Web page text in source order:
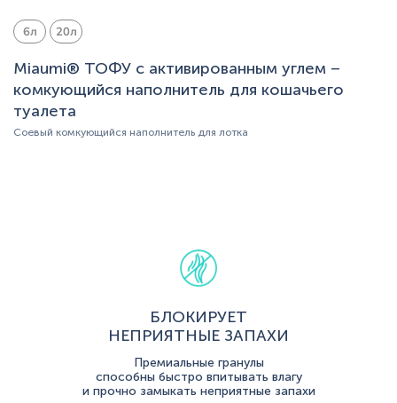
6л 20л
Miaumi® ТОФУ с активированным углем –
комкующийся наполнитель для кошачьего
туалета
Соевый комкующийся наполнитель для лотка
БЛОКИРУЕТ
НЕПРИЯТНЫЕ ЗАПАХИ
Премиальные гранулы
способны быстро впитывать влагу
и прочно замыкать неприятные запахи